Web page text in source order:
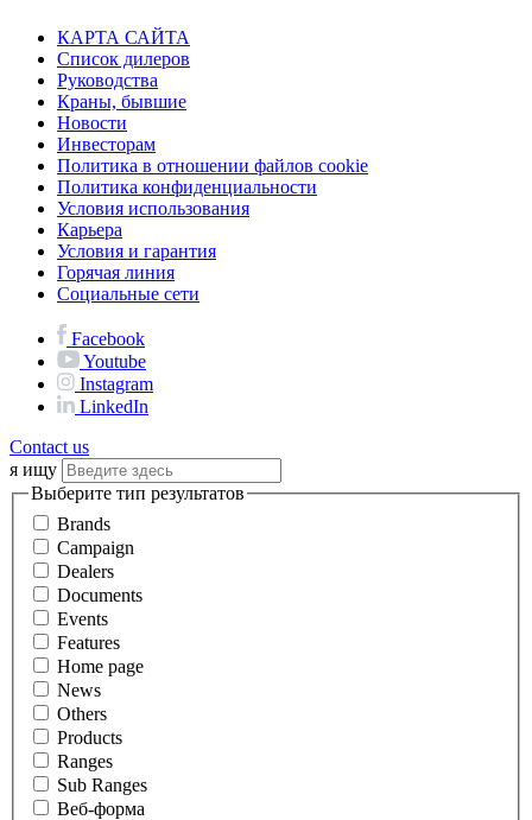
КАРТА САЙТА
Список дилеров
Руководства
Краны, бывшие
Новости
Инвесторам
Политика в отношении файлов cookie
Политика конфиденциальности
Условия использования
Карьера
Условия и гарантия
Горячая линия
Социальные сети
Facebook
Youtube
Instagram
LinkedIn
Contact us
я ищу
Выберите тип результатов
Brands
Campaign
Dealers
Documents
Events
Features
Home page
News
Others
Products
Ranges
Sub Ranges
Веб-форма